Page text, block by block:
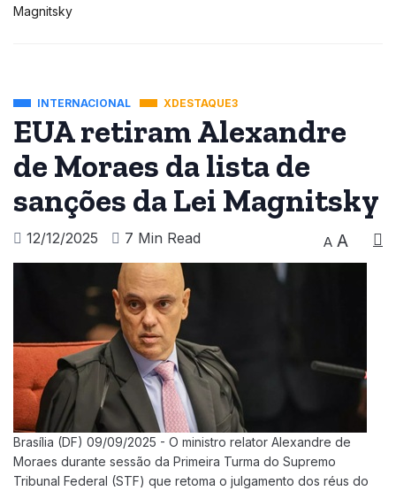
Magnitsky
INTERNACIONAL XDESTAQUE3
EUA retiram Alexandre
de Moraes da lista de
sanções da Lei Magnitsky
12/12/2025 7 Min Read A A
Brasília (DF) 09/09/2025 - O ministro relator Alexandre de
Moraes durante sessão da Primeira Turma do Supremo
Tribunal Federal (STF) que retoma o julgamento dos réus do